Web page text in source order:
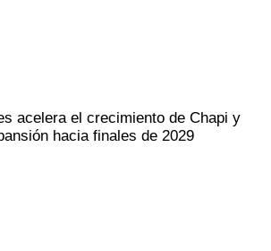
acelera el crecimiento de Chapi y
hacia finales de 2029